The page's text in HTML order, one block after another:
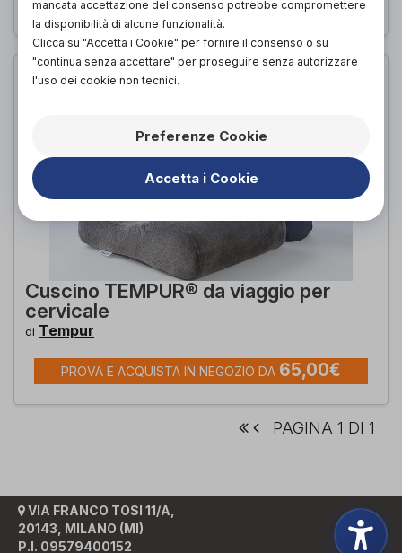
Cuscino TEMPUR® da viaggio per
cervicale
di Tempur
PROVA E ACQUISTA IN NEGOZIO DA 65,00€
PAGINA 1 DI 1
VIA FRANCO TOSI 11/A,
20143, MILANO (MI)
P.I. 09579400152
mancata accettazione del consenso potrebbe compromettere
la disponibilità di alcune funzionalità.
Clicca su "Accetta i Cookie" per fornire il consenso o su
"continua senza accettare" per proseguire senza autorizzare
l'uso dei cookie non tecnici.
Preferenze Cookie
Accetta i Cookie